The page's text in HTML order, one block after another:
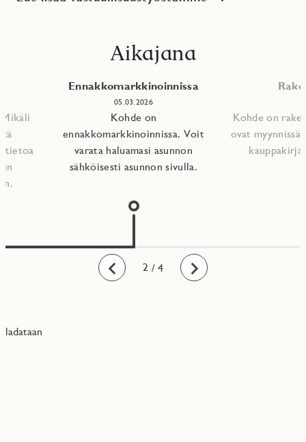
Aikajana
Taaksepäin
tietoa
Ennakkomarkkinoinnissa
05.03.2026
Kohde on
ennakkomarkkinoinnissa. Voit
varata haluamasi asunnon
sähköisesti asunnon sivulla.
Kohde on
ovat
Eteenpäin
1
2
3
4 / 4
ladataan